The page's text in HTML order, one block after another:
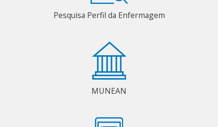
Pesquisa Perfil da Enfermagem
MUNEAN